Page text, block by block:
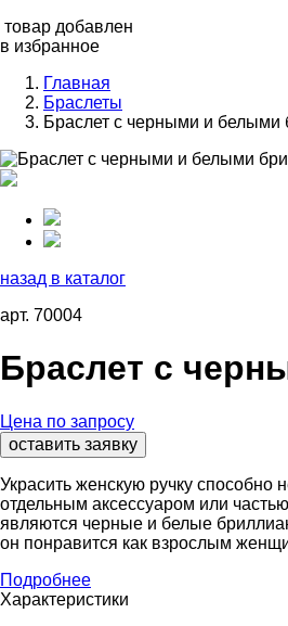
товар добавлен
в избранное
Главная
Браслеты
Браслет с черными и белыми
назад в каталог
арт. 70004
Браслет с
Цена по запросу
оставить заявку
Украсить женскую ручку
отдельным аксессуаром или
являются черные и белые
он понравится как взрослым
Подробнее
Характеристики